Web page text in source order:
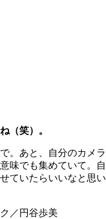
（笑）。
。あと、自分のカメラ
味でも集めていて。自
ていたらいいなと思い
／円谷歩美